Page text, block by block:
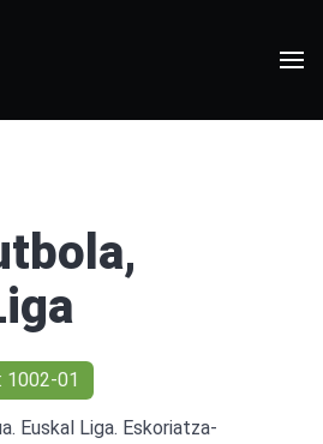
1002-01
Euskal Liga. Eskoriatza-